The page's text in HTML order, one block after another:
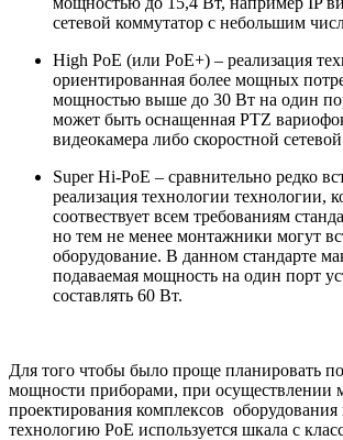
сетевой коммутатор с небольшим
High PoE (или PoE+) – реализация
ориентированная более мощных
мощностью выше до 30 Вт на один
может быть оснащенная PTZ
видеокамера либо скоростной
Super Hi-PoE – сравнительно редко
реализация технологии технологии,
соотвествует всем требованиям
но тем не менее монтажники могут
оборудование. В данном стандарте
подаваемая мощность на один порт
составлять 60 Вт.
Для того чтобы было проще планировать
мощности приборами, при осуществлении
проектирования комплексов
технологию PoE используется шкала с